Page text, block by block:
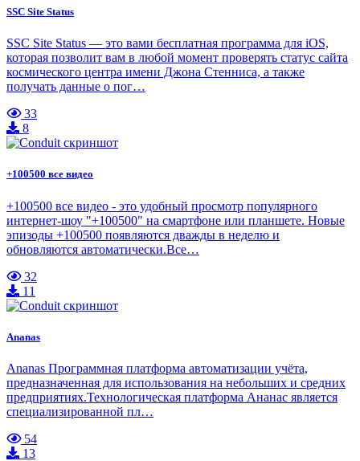
SSC Site Status
SSC Site Status — это вами бесплатная программа для iOS,
которая позволит вам в любой момент проверять статус сайта
космического центра имени Джона Стенниса, а также
получать данные о пог…
33
8
+100500 все видео
+100500 все видео - это удобный просмотр популярного
интернет-шоу "+100500" на смартфоне или планшете. Новые
эпизоды +100500 появляются дважды в неделю и
обновляются автоматически.Все…
32
11
Ananas
Ananas Программная платформа автоматизации учёта,
предназначенная для использования на небольших и средних
предприятиях.Технологическая платформа Ананас является
специализированной пл…
54
13